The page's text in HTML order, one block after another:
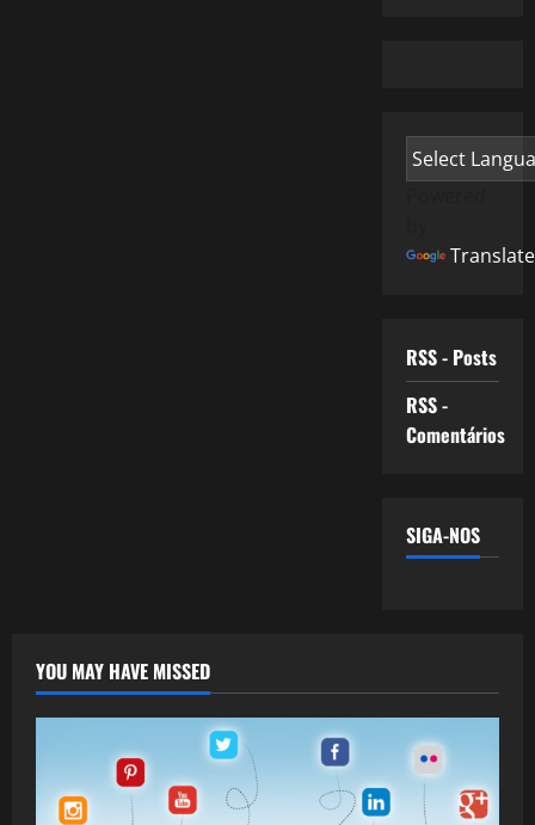
Translate
RSS - Posts
RSS -
Comentários
SIGA-NOS
YOU MAY HAVE MISSED